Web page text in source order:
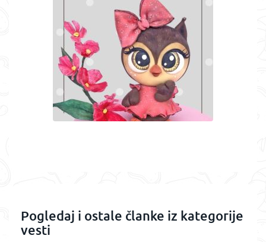
Pogledaj i ostale članke iz kategorije
vesti